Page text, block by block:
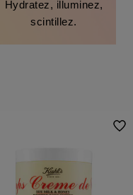
Hydratez, illuminez,
scintillez.